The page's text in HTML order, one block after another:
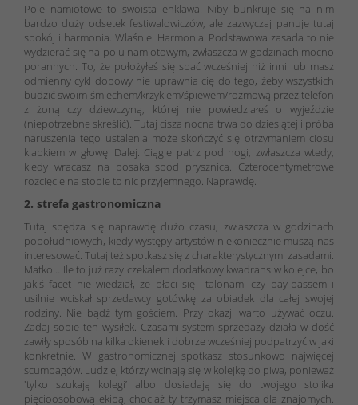
Pole namiotowe to swoista enklawa. Niby bunkruje się na nim
bardzo duży odsetek festiwalowiczów, ale zazwyczaj panuje tutaj
spokój i harmonia. Właśnie. Harmonia. Podstawowa zasada to nie
wydzierać się na polu namiotowym, zwłaszcza w godzinach mocno
porannych. To, że położyłeś się spać wcześniej niż inni lub masz
odmienny cykl dobowy nie uprawnia cię do tego, żeby wszystkich
budzić swoim śmiechem/krzykiem/śpiewem/rozmową przez telefon
z żoną czy dziewczyną, której nie powiedziałeś o wyjeździe
(niepotrzebne skreślić). Tutaj cisza nocna trwa do dziesiątej i próba
naruszenia tego ustalenia może skończyć się otrzymaniem ciosu
klapkiem w głowę. Dalej. Ciągle patrz pod nogi, zwłaszcza wtedy,
kiedy wracasz na bosaka spod prysznica. Czterocentymetrowe
rozcięcie na stopie to nic przyjemnego. Naprawdę.
2. strefa gastronomiczna
Tutaj spędza się naprawdę dużo czasu, zwłaszcza w godzinach
popołudniowych, kiedy występy artystów niekoniecznie muszą nas
interesować. Tutaj też spotkasz się z charakterystycznymi zasadami.
Matko… Ile to już razy czekałem dodatkowy kwadrans w kolejce, bo
jakiś facet nie wiedział, że płaci się talonami czy pay-passem i
usilnie wciskał sprzedawcy gotówkę za obiadek dla całej swojej
rodziny. Nie bądź tym gościem. Przy okazji warto używać oczu.
Zadaj sobie ten wysiłek. Czasami system sprzedaży działa w dość
zawiły sposób na kilka okienek i dobrze wcześniej podpatrzyć w jaki
konkretnie. W gastronomicznej spotkasz stosunkowo najwięcej
scumbagów. Ludzie, którzy wcinają się w kolejkę do piwa, ponieważ
'tylko szukają kolegi’ albo dosiadają się do twojego stolika
pięcioosobową ekipą, chociaż ty trzymasz miejsca dla znajomych.